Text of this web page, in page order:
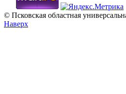
© Псковская областная
Наверх